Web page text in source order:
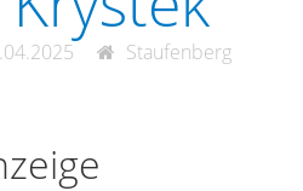
Staufenberg